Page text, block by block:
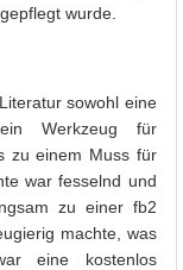
wurde.
sowohl eine
Werkzeug für
zu einem Muss für
war fesselnd und
zu einer fb2
machte, was
eine kostenlos